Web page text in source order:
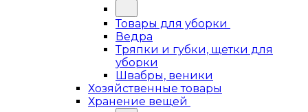
Товары для уборки
Ведра
Тряпки и губки, щетки для
уборки
Швабры, веники
Хозяйственные товары
Хранение вещей